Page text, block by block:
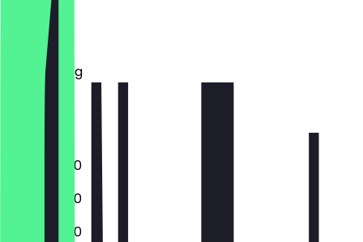
Montag
Dienstag
Mittwoch
Donnerstag
Freitag
Samstag
15:00 - 01:00
15:00 - 01:00
15:00 - 01:00